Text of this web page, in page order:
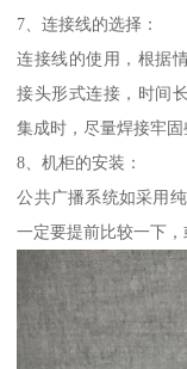
7、连接线的选择：
连接线的使用，根据
接头形式连接，时间
集成时，尽量焊接牢固
8、机柜的安装：
公共广播系统如采用
一定要提前比较一下，